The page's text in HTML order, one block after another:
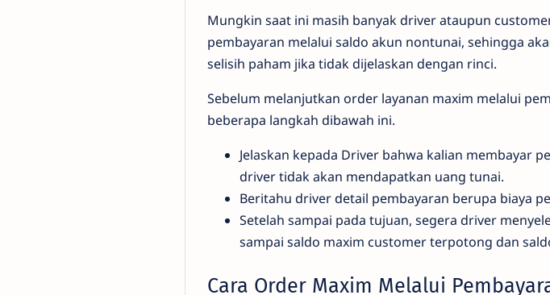
Mungkin saat ini masih banyak driver ataupun
pembayaran melalui saldo akun nontunai, sehingga
selisih paham jika tidak dijelaskan dengan rinci.
Sebelum melanjutkan order layanan maxim melalui
beberapa langkah dibawah ini.
Jelaskan kepada Driver bahwa kalian membayar
driver tidak akan mendapatkan uang tunai.
Beritahu driver detail pembayaran berupa biaya
Setelah sampai pada tujuan, segera driver
sampai saldo maxim customer terpotong dan
Cara Order Maxim Melalui